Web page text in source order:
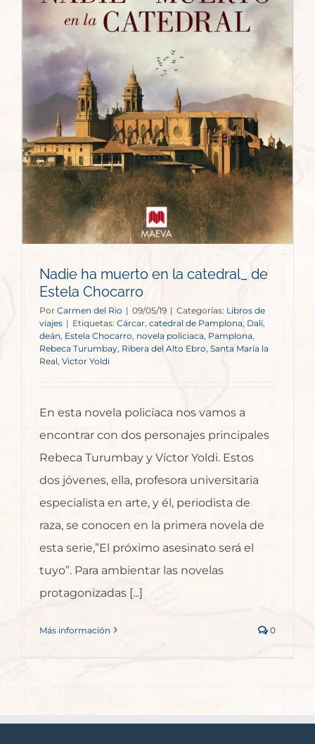
Nadie ha muerto en la catedral_ de
Estela Chocarro
Por Carmen del Rio | 09/05/19 | Categorías: Libros de
viajes | Etiquetas: Cárcar catedral de Pamplona Dalí,
deán Estela Chocarro, novela policiaca, Pamplona,
Rebeca Turumbay, Ribera del Alto Ebro Santa María la
Real, Victor Yoldi
En esta novela policíaca nos vamos a
encontrar con dos personajes principales
Rebeca Turumbay y Víctor Yoldi. Estos
dos jóvenes, ella, profesora universitaria
especialista en arte, y él, periodista de
raza, se conocen en la primera novela de
esta serie,”El próximo asesinato será el
tuyo”. Para ambientar las novelas
protagonizadas [...]
Más información 0